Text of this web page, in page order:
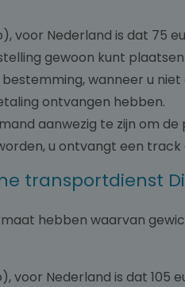
voor Nederland is dat 75
gewoon kunt
wanneer u
ontvangen hebben.
aanwezig te zijn om
u ontvangt een
transportdienst
hebben waarvan
voor Nederland is dat